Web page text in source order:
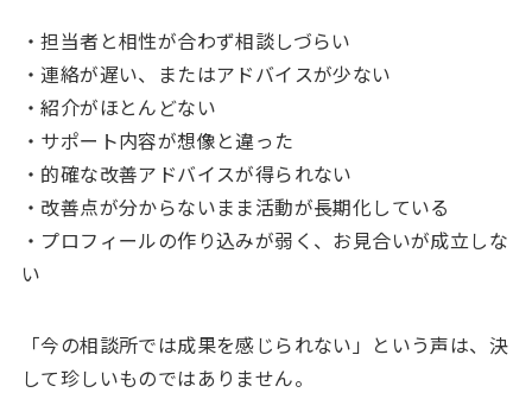
・担当者と相性が合わず相談しづらい
・連絡が遅い、またはアドバイスが少ない
・紹介がほとんどない
・サポート内容が想像と違った
・的確な改善アドバイスが得られない
・改善点が分からないまま活動が長期化している
・プロフィールの作り込みが弱く、お見合いが成立しな
い
「今の相談所では成果を感じられない」という声は、決
して珍しいものではありません。